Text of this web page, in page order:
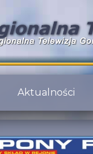
Aktualności